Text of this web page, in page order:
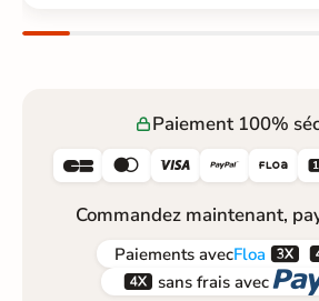
Paiement 100%
    
Commandez maintenant,
Paiements avecFloa 
 sans frais avec